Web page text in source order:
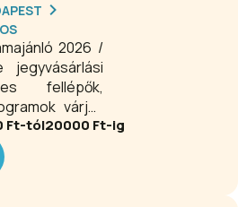
2026 /
fellépők,
várják
évben. A világ
Nagyterme
Ft-tól20000 Ft-ig